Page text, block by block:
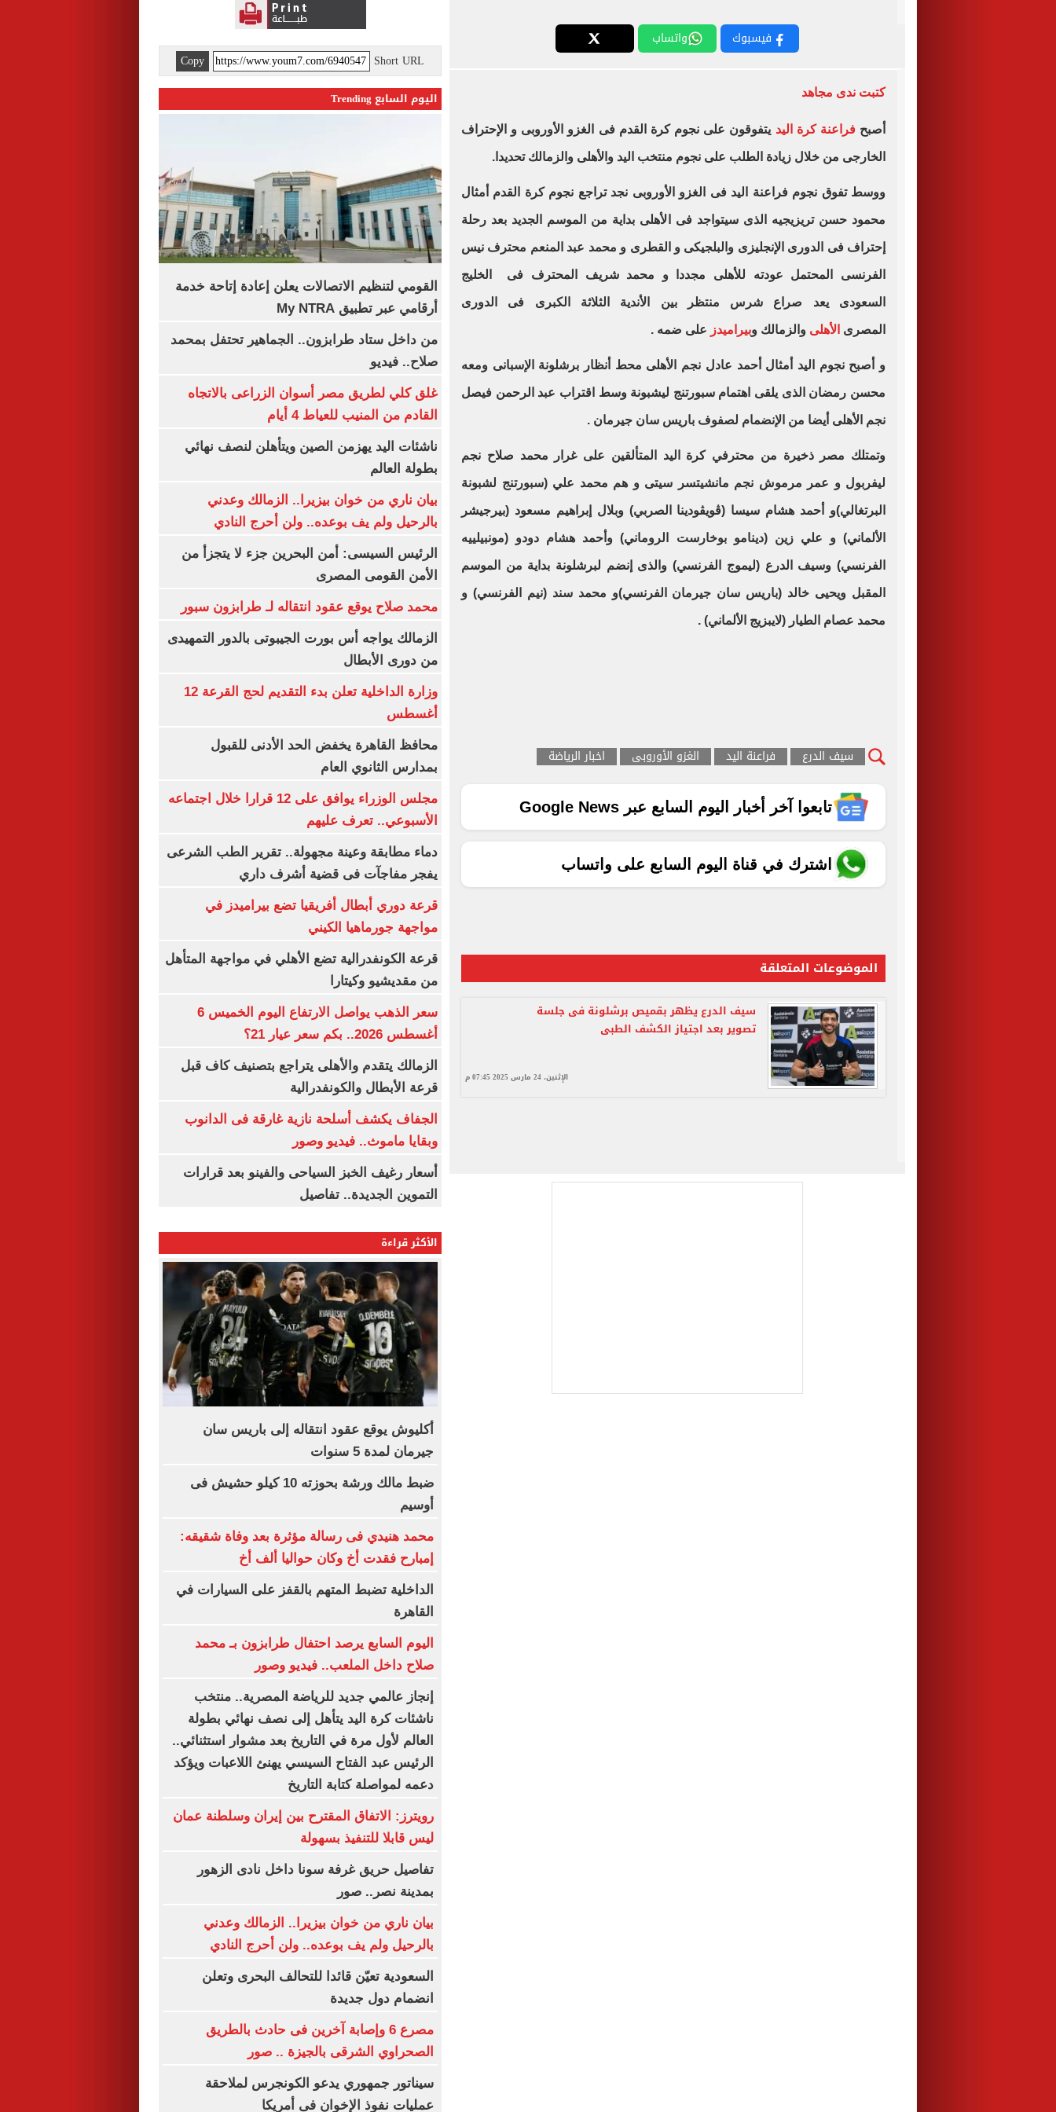
فيسبوك واتساب
كتبت ندى مجاهد
أصبحفراعنة كرة اليد يتفوقون على نجوم كرة القدم فى الغزو الأوروبى و الإحتراف
الخارجى من خلال زيادة الطلب على نجوم منتخب اليد والأهلى والزمالك تحديدا.
ووسط تفوق نجوم فراعنة اليد فى الغزو الأوروبى نجد تراجع نجوم كرة القدم أمثال
محمود حسن تريزيجيه الذى سيتواجد فى الأهلى بداية من الموسم الجديد بعد رحلة
إحتراف فى الدورى الإنجليزى والبلجيكى و القطرى و محمد عبد المنعم محترف نيس
الفرنسى المحتمل عودته للأهلى مجددا و محمد شريف المحترف فى الخليج
السعودى يعد صراع شرس منتظر بين الأندية الثلاثة الكبرى فى الدورى
المصرى الأهلى والزمالك وبيراميدز على ضمه .
و أصبح نجوم اليد أمثال أحمد عادل نجم الأهلى محط أنظار برشلونة الإسبانى ومعه
محسن رمضان الذى يلقى اهتمام سبورتنج ليشبونة وسط اقتراب عبد الرحمن فيصل
نجم الأهلى أيضا من الإنضمام لصفوف باريس سان جيرمان .
وتمتلك مصر ذخيرة من محترفي كرة اليد المتألقين على غرار محمد صلاح نجم
ليفربول و عمر مرموش نجم مانشيتسر سيتى و هم محمد علي (سبورتنج لشبونة
البرتغالي)و أحمد هشام سيسا (ڤويڤودينا الصربي) وبلال إبراهيم مسعود (بيرجيشر
الألماني) و علي زين (دينامو بوخارست الروماني) وأحمد هشام دودو (مونبيلييه
الفرنسي) وسيف الدرع (ليموج الفرنسي) والذى إنضم لبرشلونة بداية من الموسم
المقبل ويحيى خالد (باريس سان جيرمان الفرنسي)و محمد سند (نيم الفرنسي) و
محمد عصام الطيار (لايبزيج الألماني) .
سيف الدرع فراعنة اليد الغزو الأوروبى اخبار الرياضة
تابعوا آخر أخبار اليوم السابع عبر Google News
اشترك في قناة اليوم السابع على واتساب
الموضوعات المتعلقة
سيف الدرع يظهر بقميص برشلونة فى جلسة
تصوير بعد اجتياز الكشف الطبى
الإثنين، 24 مارس 2025 07:45 م
Short URL
Copy
اليوم السابع Trending
القومي لتنظيم الاتصالات يعلن إعادة إتاحة خدمة
أرقامي عبر تطبيق My NTRA
من داخل ستاد طرابزون.. الجماهير تحتفل بمحمد
صلاح.. فيديو
غلق كلي لطريق مصر أسوان الزراعى بالاتجاه
القادم من المنيب للعياط 4 أيام
ناشئات اليد يهزمن الصين ويتأهلن لنصف نهائي
بطولة العالم
بيان ناري من خوان بيزيرا.. الزمالك وعدني
بالرحيل ولم يف بوعده.. ولن أحرج النادي
الرئيس السيسى: أمن البحرين جزء لا يتجزأ من
الأمن القومى المصرى
محمد صلاح يوقع عقود انتقاله لـ طرابزون سبور
الزمالك يواجه أس بورت الجيبوتى بالدور التمهيدى
من دورى الأبطال
وزارة الداخلية تعلن بدء التقديم لحج القرعة 12
أغسطس
محافظ القاهرة يخفض الحد الأدنى للقبول
بمدارس الثانوي العام
مجلس الوزراء يوافق على 12 قرارا خلال اجتماعه
الأسبوعي.. تعرف عليهم
دماء مطابقة وعينة مجهولة.. تقرير الطب الشرعى
يفجر مفاجآت فى قضية أشرف داري
قرعة دوري أبطال أفريقيا تضع بيراميدز في
مواجهة جورماهيا الكيني
قرعة الكونفدرالية تضع الأهلي في مواجهة المتأهل
من مقديشيو وكيتارا
سعر الذهب يواصل الارتفاع اليوم الخميس 6
أغسطس 2026.. بكم سعر عيار 21؟
الزمالك يتقدم والأهلى يتراجع بتصنيف كاف قبل
قرعة الأبطال والكونفدرالية
الجفاف يكشف أسلحة نازية غارقة فى الدانوب
وبقايا ماموث.. فيديو وصور
أسعار رغيف الخبز السياحى والفينو بعد قرارات
التموين الجديدة.. تفاصيل
الأكثر قراءة
أكليوش يوقع عقود انتقاله إلى باريس سان
جيرمان لمدة 5 سنوات
ضبط مالك ورشة بحوزته 10 كيلو حشيش فى
أوسيم
محمد هنيدي فى رسالة مؤثرة بعد وفاة شقيقه:
إمبارح فقدت أخ وكان حواليا ألف أخ
الداخلية تضبط المتهم بالقفز على السيارات في
القاهرة
اليوم السابع يرصد احتفال طرابزون بـ محمد
صلاح داخل الملعب.. فيديو وصور
إنجاز عالمي جديد للرياضة المصرية.. منتخب
ناشئات كرة اليد يتأهل إلى نصف نهائي بطولة
العالم لأول مرة في التاريخ بعد مشوار استثنائي..
الرئيس عبد الفتاح السيسي يهنئ اللاعبات ويؤكد
دعمه لمواصلة كتابة التاريخ
رويترز: الاتفاق المقترح بين إيران وسلطنة عمان
ليس قابلا للتنفيذ بسهولة
تفاصيل حريق غرفة سونا داخل نادى الزهور
بمدينة نصر.. صور
بيان ناري من خوان بيزيرا.. الزمالك وعدني
بالرحيل ولم يف بوعده.. ولن أحرج النادي
السعودية تعيّن قائدا للتحالف البحرى وتعلن
انضمام دول جديدة
مصرع 6 وإصابة آخرين فى حادث بالطريق
الصحراوي الشرقى بالجيزة .. صور
سيناتور جمهوري يدعو الكونجرس لملاحقة
عمليات نفوذ الإخوان فى أمريكا